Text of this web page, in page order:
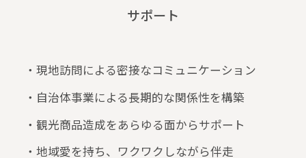
サポート
・現地訪問による密接なコミュニケーション
・自治体事業による長期的な関係性を構築
・観光商品造成をあらゆる面からサポート
・地域愛を持ち、ワクワクしながら伴走